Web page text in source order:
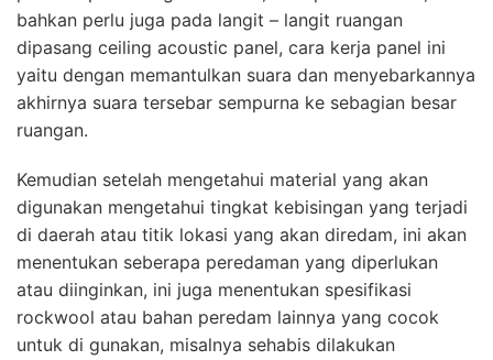
bahkan perlu juga pada langit – langit ruangan
dipasang ceiling acoustic panel, cara kerja panel ini
yaitu dengan memantulkan suara dan menyebarkannya
akhirnya suara tersebar sempurna ke sebagian besar
ruangan.
Kemudian setelah mengetahui material yang akan
digunakan mengetahui tingkat kebisingan yang terjadi
di daerah atau titik lokasi yang akan diredam, ini akan
menentukan seberapa peredaman yang diperlukan
atau diinginkan, ini juga menentukan spesifikasi
rockwool atau bahan peredam lainnya yang cocok
untuk di gunakan, misalnya sehabis dilakukan